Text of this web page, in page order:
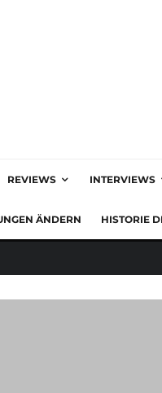
REVIEWS INTERVIEWS
ÄNDERN HISTORIE